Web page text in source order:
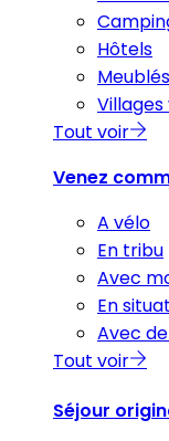
Hôtels
Tout voir
Venez
A vélo
En tribu
Avec
En
Avec
Tout voir
Séjour